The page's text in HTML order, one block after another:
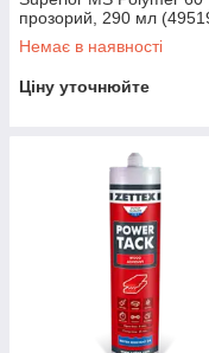
замовлення, а
прозорий, 290 мл
Немає в наявності
Ціну уточнюйте